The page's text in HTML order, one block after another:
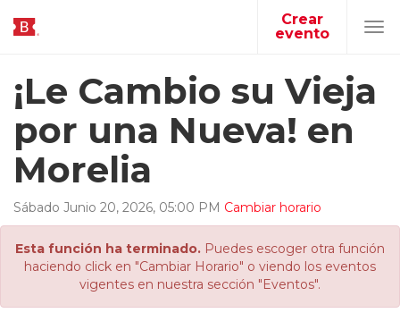
Crear
evento
¡Le Cambio su Vieja
por una Nueva! en
Morelia
Sábado Junio 20, 2026, 05:00 PM Cambiar horario
Esta función ha terminado. Puedes escoger otra función
haciendo click en "Cambiar Horario" o viendo los eventos
vigentes en nuestra sección "Eventos".